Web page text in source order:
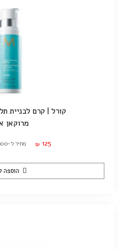
קורל | קרם לבניית תלתלים
מרוקאן
₪ 125 מחיר ל-100 מ"ל: ₪50.00
הוספה